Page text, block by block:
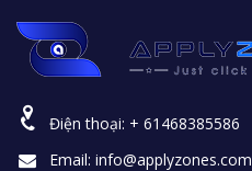
Điện thoại: + 61468385586
Email: info@applyzones.com